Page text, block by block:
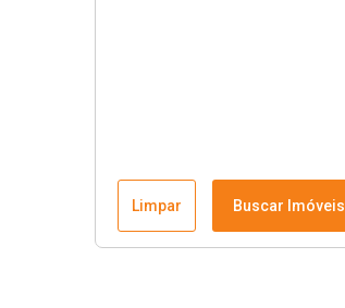
Limpar Buscar Imóveis